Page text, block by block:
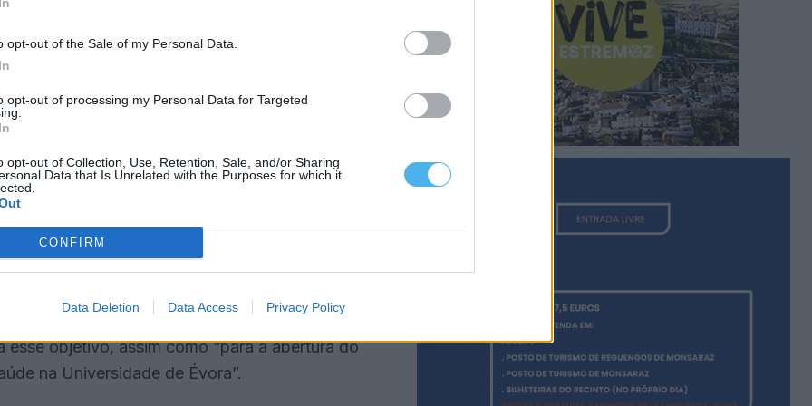
opt-out of the Sale of my Personal Data.
opt-out of processing my Personal Data for Targeted
opt-out of Collection, Use, Retention, Sale, and/or Sharing
Data that Is Unrelated with the Purposes for which it
CONFIRM
Data Deletion Data Access Privacy Policy
cargos “foi motivada, entre outras razões, pelo
no despacho de 17 de fevereiro da secretária
do NHCA.
ainda longe do seu termo, quando estava
o ano 2024”, disse o órgão demissionário.
carece de um modelo de gestão diferente do
e atrasos”, alertou.
“a necessidade de um hospital moderno e
objetivo, assim como “para a abertura do
na Universidade de Évora”.